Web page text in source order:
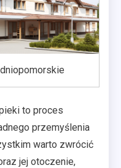
to proces
przemyślenia
warto zwrócić
jej otoczenie,